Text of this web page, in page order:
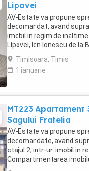
Lipovei
AV-Estate va propune
decomandat, avand
imobil in regim de
Lipovei, Ion Ionescu de
urmatoarea: - hol acces; -
Timisoara, Timis
1 ianuarie
MT223 Apartament
Sagului Fratelia
AV-Estate va propune
decomandate, avand
etajul 2, intr-un imobil in
Compartimentarea
- 1 bucatarie + zona dining;